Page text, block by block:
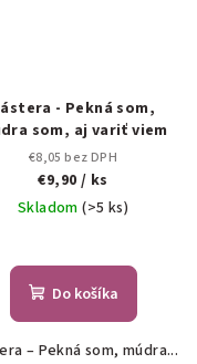
- Pekná som,
som, aj variť viem
€8,05 bez DPH
€9,90 / ks
Skladom(>5 ks)
Do košíka
– Pekná som, múdra...